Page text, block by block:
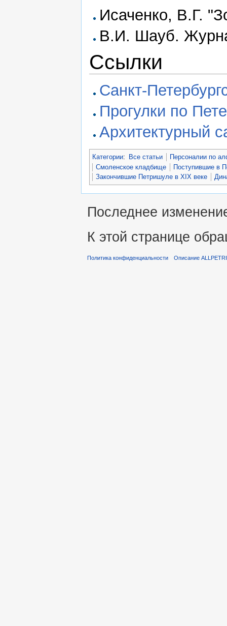
Исаченко, В.Г.
В.И. Шауб.
Ссылки
Санкт-
Прогулки по
Архитектурный
Категории: Все статьи
Персоналии по
Смоленское кладбище
Поступившие в
Закончившие Петришуле в XIX веке
Последнее
К этой странице
Политика конфиденциальности Описание